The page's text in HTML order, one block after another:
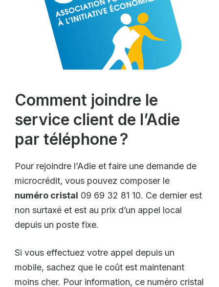
Comment joindre le
service client de l’Adie
par téléphone ?
Pour rejoindre l’Adie et faire une demande de
microcrédit, vous pouvez composer le
numéro cristal 09 69 32 81 10. Ce dernier est
non surtaxé et est au prix d’un appel local
depuis un poste fixe.
Si vous effectuez votre appel depuis un
mobile, sachez que le coût est maintenant
moins cher. Pour information, ce numéro cristal